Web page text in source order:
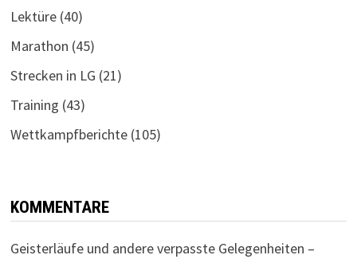
Lektüre(40)
Marathon (45)
Strecken in LG (21)
Training (43)
Wettkampfberichte(105)
KOMMENTARE
Geisterläufe und andere verpasste Gelegenheiten –